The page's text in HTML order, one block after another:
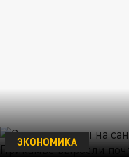
ЭКОНОМИКА